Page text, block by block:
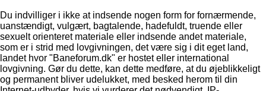
Du indvilliger i ikke at indsende nogen form for fornærmende,
uanstændigt, vulgært, bagtalende, hadefuldt, truende eller
sexuelt orienteret materiale eller indsende andet materiale,
som er i strid med lovgivningen, det være sig i dit eget land,
landet hvor "Baneforum.dk" er hostet eller international
lovgivning. Gør du dette, kan dette medføre, at du øjeblikkeligt
og permanent bliver udelukket, med besked herom til din